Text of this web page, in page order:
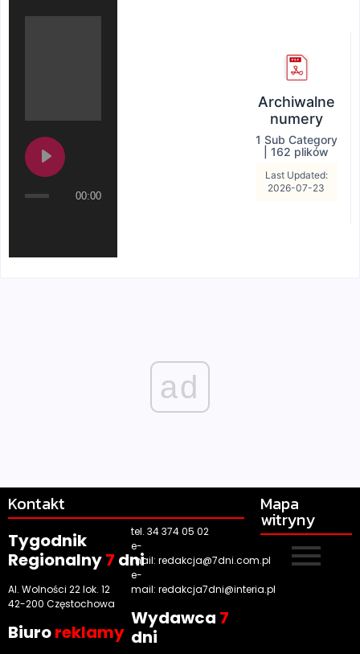
00:00
Archiwalne
numery
1 Sub Category
162 plików
Last Updated:
2026-07-23
ad
Kontakt
Tygodnik
Regionalny7 dni
Al. Wolności 22 lok. 12
42-200 Częstochowa
Biuroreklamy
tel. 34 374 05 02
e-
mail: redakcja@7dni.com.pl
e-
mail: redakcja7dni@interia.pl
Wydawca 7
dni
Mapa
witryny